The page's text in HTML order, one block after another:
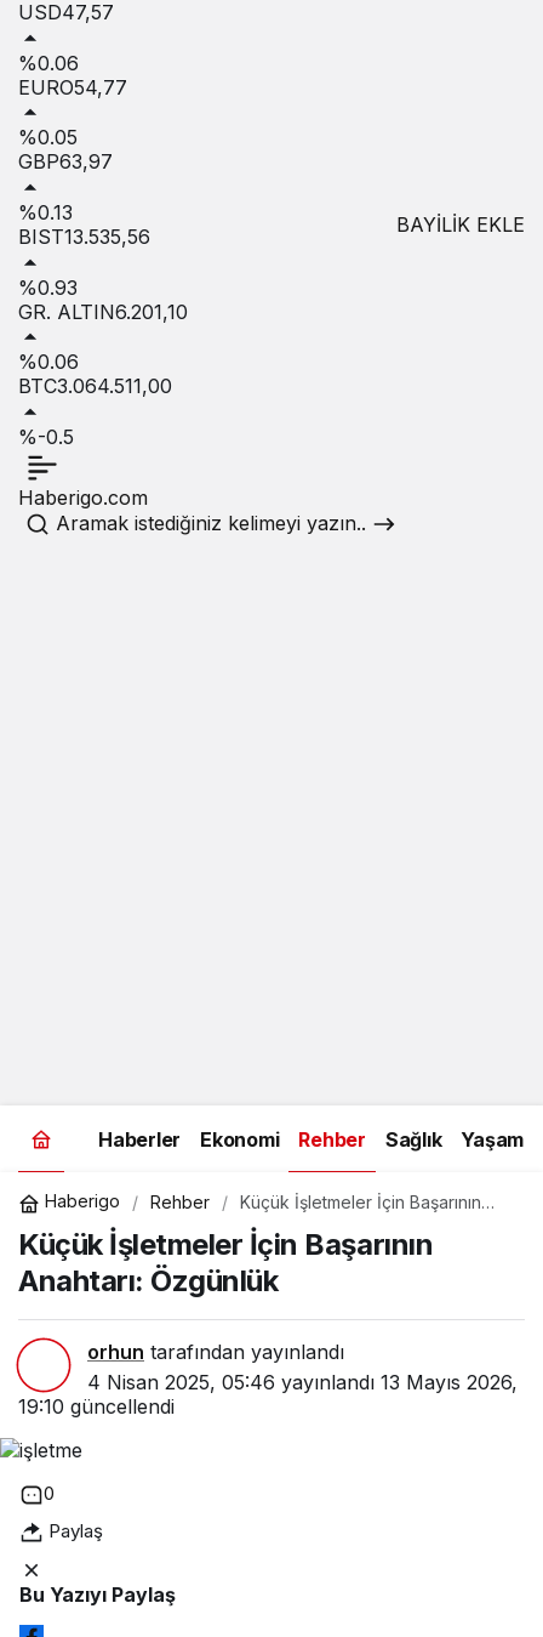
USD47,57
%0.06
EURO54,77
%0.05
GBP63,97
%0.13
BIST13.535,56
%0.93
GR. ALTIN6.201,10
%0.06
BTC3.064.511,00
%-0.5
BAYİLİK EKLE
Haberigo.com
Aramak istediğiniz kelimeyi yazın..
Haberler Ekonomi Rehber Sağlık Yaşam
Haberigo Rehber
Küçük İşletmeler İçin Başarının
Anahtarı: Özgünlük
Küçük İşletmeler İçin Başarının
Anahtarı: Özgünlük
orhun tarafından yayınlandı
4 Nisan 2025, 05:46 yayınlandı 13 Mayıs 2026,
19:10 güncellendi
0
Paylaş
Bu Yazıyı Paylaş